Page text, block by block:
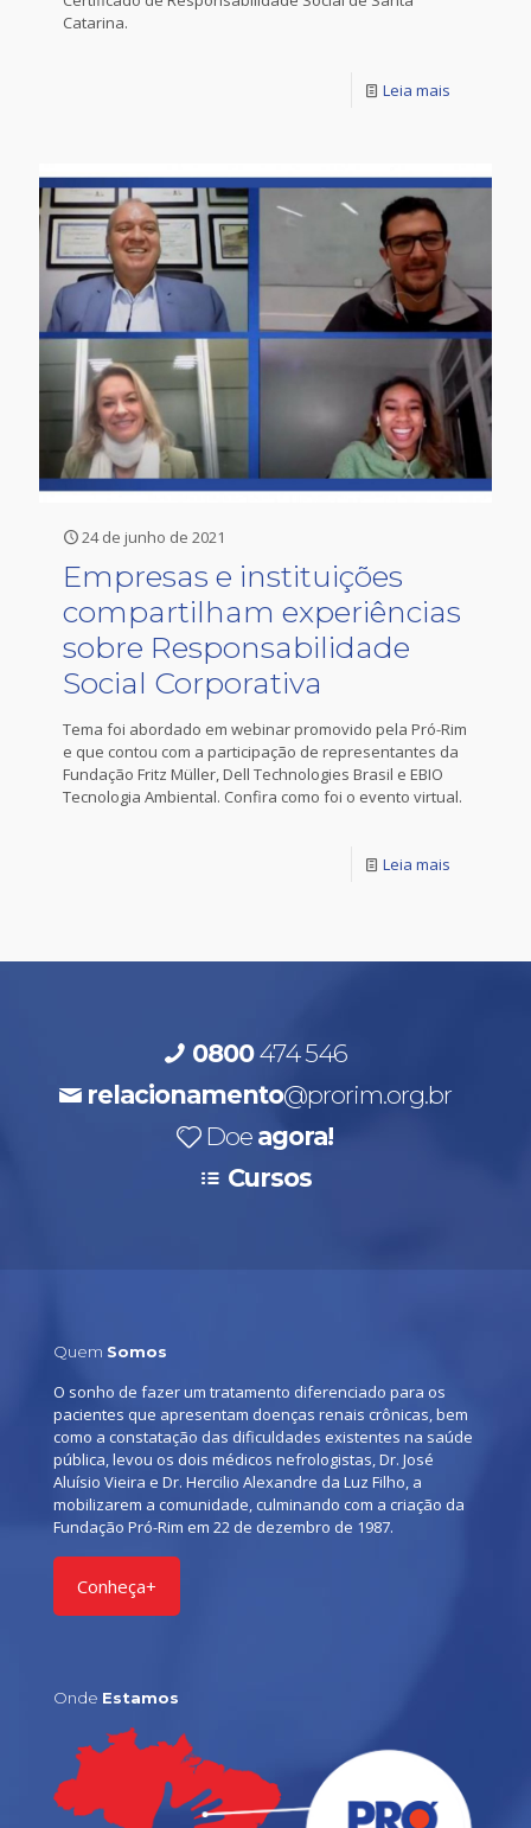
Catarina.
Leia mais
24 de junho de 2021
Empresas e instituições
compartilham experiências
sobre Responsabilidade
Social Corporativa
Tema foi abordado em webinar promovido pela Pró-Rim
e que contou com a participação de representantes da
Fundação Fritz Müller, Dell Technologies Brasil e EBIO
Tecnologia Ambiental. Confira como foi o evento virtual.
Leia mais
0800474 546
relacionamento@prorim.org.br
Doe agora!
Cursos
Quem Somos
O sonho de fazer um tratamento diferenciado para os
pacientes que apresentam doenças renais crônicas, bem
como a constatação das dificuldades existentes na saúde
pública, levou os dois médicos nefrologistas, Dr. José
Aluísio Vieira e Dr. Hercilio Alexandre da Luz Filho, a
mobilizarem a comunidade, culminando com a criação da
Fundação Pró-Rim em 22 de dezembro de 1987.
Conheça+
Onde Estamos